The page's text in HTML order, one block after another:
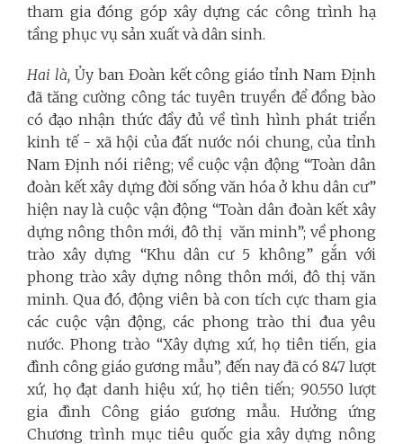
tham gia đóng góp xây dựng các công trình hạ
tầng phục vụ sản xuất và dân sinh.
Hai là, Ủy ban Đoàn kết công giáo tỉnh Nam Định
đã tăng cường công tác tuyên truyền để đồng bào
có đạo nhận thức đầy đủ về tình hình phát triển
kinh tế - xã hội của đất nước nói chung, của tỉnh
Nam Định nói riêng; về cuộc vận động “Toàn dân
đoàn kết xây dựng đời sống văn hóa ở khu dân cư”
hiện nay là cuộc vận động “Toàn dân đoàn kết xây
dựng nông thôn mới, đô thị văn minh”; về phong
trào xây dựng “Khu dân cư 5 không” gắn với
phong trào xây dựng nông thôn mới, đô thị văn
minh. Qua đó, động viên bà con tích cực tham gia
các cuộc vận động, các phong trào thi đua yêu
nước. Phong trào “Xây dựng xứ, họ tiên tiến, gia
đình công giáo gương mẫu”, đến nay đã có 847 lượt
xứ, họ đạt danh hiệu xứ, họ tiên tiến; 90.550 lượt
gia đình Công giáo gương mẫu. Hưởng ứng
Chương trình mục tiêu quốc gia xây dựng nông